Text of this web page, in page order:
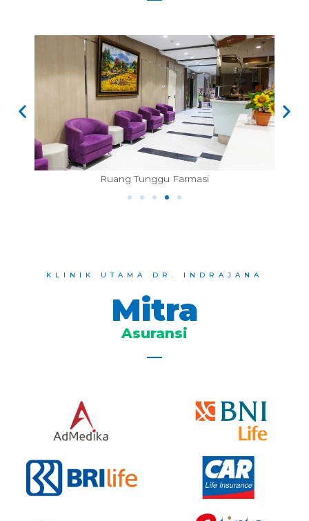
Kamar Rawat Inap
KLINIK UTAMA DR. INDRAJANA
Mitra
Asuransi